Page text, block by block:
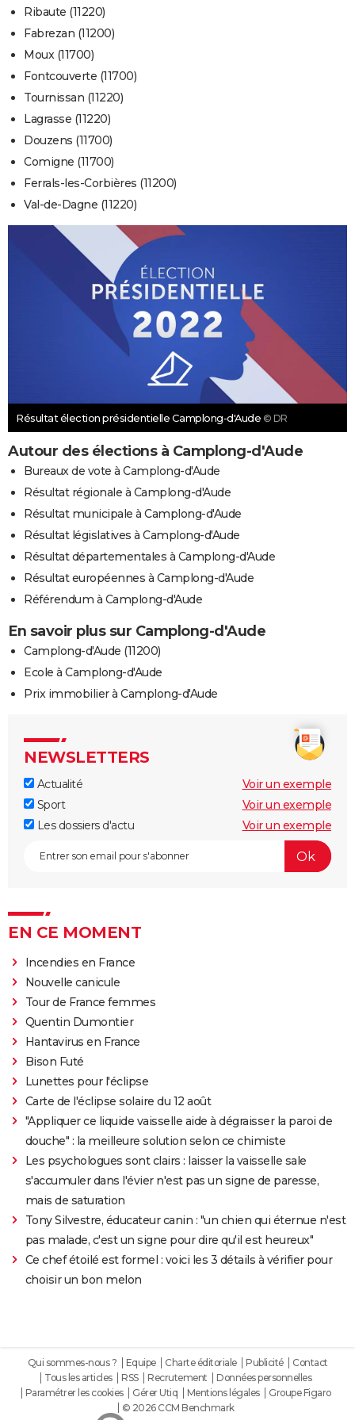
Ribaute (11220)
Fabrezan (11200)
Moux (11700)
Fontcouverte (11700)
Tournissan (11220)
Lagrasse (11220)
Douzens (11700)
Comigne (11700)
Ferrals-les-Corbières (11200)
Val-de-Dagne (11220)
Résultat élection présidentielle Camplong-d'Aude © DR
Autour des élections à Camplong-d'Aude
Bureaux de vote à Camplong-d'Aude
Résultat régionale à Camplong-d'Aude
Résultat municipale à Camplong-d'Aude
Résultat législatives à Camplong-d'Aude
Résultat départementales à Camplong-d'Aude
Résultat européennes à Camplong-d'Aude
Référendum à Camplong-d'Aude
En savoir plus sur Camplong-d'Aude
Camplong-d'Aude (11200)
Ecole à Camplong-d'Aude
Prix immobilier à Camplong-d'Aude
NEWSLETTERS
Actualité
Voir un exemple
Sport
Voir un exemple
Les dossiers d'actu
Voir un exemple
EN CE MOMENT
Incendies en France
Nouvelle canicule
Tour de France femmes
Quentin Dumontier
Hantavirus en France
Bison Futé
Lunettes pour l'éclipse
Carte de l'éclipse solaire du 12 août
"Appliquer ce liquide vaisselle aide à dégraisser la paroi de
douche" : la meilleure solution selon ce chimiste
Les psychologues sont clairs : laisser la vaisselle sale
s'accumuler dans l'évier n'est pas un signe de paresse,
mais de saturation
Tony Silvestre, éducateur canin : "un chien qui éternue n'est
pas malade, c'est un signe pour dire qu'il est heureux"
Ce chef étoilé est formel : voici les 3 détails à vérifier pour
choisir un bon melon
Qui sommes-nous ? Equipe Charte éditoriale Publicité
Contact
Tous les articles
RSS Recrutement
Données personnelles
Paramétrer les cookies
Gérer Utiq Mentions légales
Groupe Figaro
© 2026 CCM Benchmark